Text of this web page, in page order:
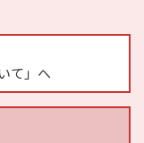
て」へ